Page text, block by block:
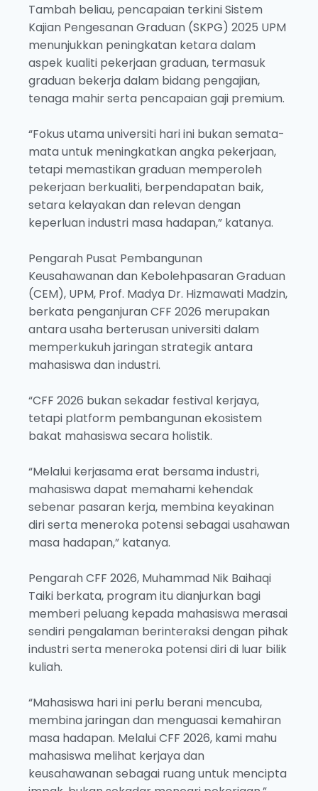
Tambah beliau, pencapaian terkini Sistem
Kajian Pengesanan Graduan (SKPG) 2025 UPM
menunjukkan peningkatan ketara dalam
aspek kualiti pekerjaan graduan, termasuk
graduan bekerja dalam bidang pengajian,
tenaga mahir serta pencapaian gaji premium.
“Fokus utama universiti hari ini bukan semata-
mata untuk meningkatkan angka pekerjaan,
tetapi memastikan graduan memperoleh
pekerjaan berkualiti, berpendapatan baik,
setara kelayakan dan relevan dengan
keperluan industri masa hadapan,” katanya.
Pengarah Pusat Pembangunan
Keusahawanan dan Kebolehpasaran Graduan
(CEM), UPM, Prof. Madya Dr. Hizmawati Madzin,
berkata penganjuran CFF 2026 merupakan
antara usaha berterusan universiti dalam
memperkukuh jaringan strategik antara
mahasiswa dan industri.
“CFF 2026 bukan sekadar festival kerjaya,
tetapi platform pembangunan ekosistem
bakat mahasiswa secara holistik.
“Melalui kerjasama erat bersama industri,
mahasiswa dapat memahami kehendak
sebenar pasaran kerja, membina keyakinan
diri serta meneroka potensi sebagai usahawan
masa hadapan,” katanya.
Pengarah CFF 2026, Muhammad Nik Baihaqi
Taiki berkata, program itu dianjurkan bagi
memberi peluang kepada mahasiswa merasai
sendiri pengalaman berinteraksi dengan pihak
industri serta meneroka potensi diri di luar bilik
kuliah.
“Mahasiswa hari ini perlu berani mencuba,
membina jaringan dan menguasai kemahiran
masa hadapan. Melalui CFF 2026, kami mahu
mahasiswa melihat kerjaya dan
keusahawanan sebagai ruang untuk mencipta